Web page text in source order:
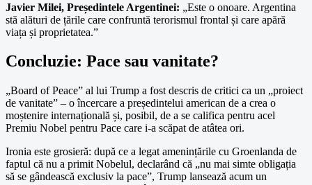
Javier Milei, Președintele Argentinei: „Este o onoare. Argentina
stă alături de țările care confruntă terorismul frontal și care apără
viața și proprietatea.”
Concluzie: Pace sau vanitate?
„Board of Peace” al lui Trump a fost descris de critici ca un „proiect
de vanitate” – o încercare a președintelui american de a crea o
moștenire internațională și, posibil, de a se califica pentru acel
Premiu Nobel pentru Pace care i-a scăpat de atâtea ori.
Ironia este grosieră: după ce a legat amenințările cu Groenlanda de
faptul că nu a primit Nobelul, declarând că „nu mai simte obligația
să se gândească exclusiv la pace”, Trump lansează acum un